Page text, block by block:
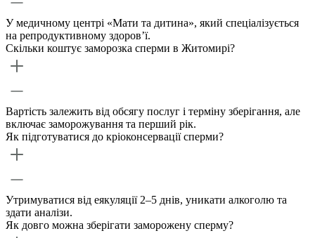
У медичному центрі «Мати та дитина», який спеціалізується
на репродуктивному здоров’ї.
Скільки коштує заморозка сперми в Житомирі?
Вартість залежить від обсягу послуг і терміну зберігання, але
включає заморожування та перший рік.
Як підготуватися до кріоконсервації сперми?
Утримуватися від еякуляції 2–5 днів, уникати алкоголю та
здати аналізи.
Як довго можна зберігати заморожену сперму?